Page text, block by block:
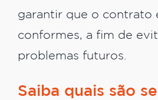
garantir que o contrato
conformes, a fim de
problemas futuros.
Saiba quais são